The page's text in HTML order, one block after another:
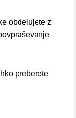
obdelujete z
preberete